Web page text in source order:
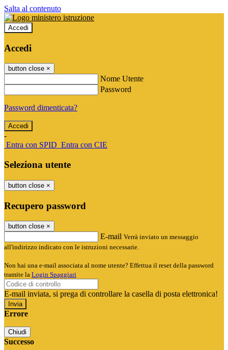
Salta al contenuto
Accedi
Accedi
button close ×
Nome Utente
Password
Password dimenticata?
-
Entra con SPID Entra con CIE
Seleziona utente
button close ×
Recupero password
button close ×
E-mail Verrà inviato un messaggio
all'indirizzo indicato con le istruzioni necessarie.
Non hai una e-mail associata al nome utente? Effettua il reset della password
tramite la Login Spaggiari
E-mail inviata, si prega di controllare la casella di posta elettronica!
Errore
Chiudi
Successo